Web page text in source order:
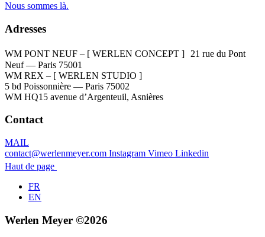
Nous sommes là.
Adresses
WM PONT NEUF – [ WERLEN CONCEPT ] 21 rue du Pont
Neuf — Paris 75001
WM REX – [ WERLEN STUDIO ]
5 bd Poissonnière — Paris 75002
WM HQ15 avenue d’Argenteuil, Asnières
Contact
MAIL
contact@werlenmeyer.com Instagram Vimeo Linkedin
Haut de page
FR
EN
Werlen Meyer ©2026